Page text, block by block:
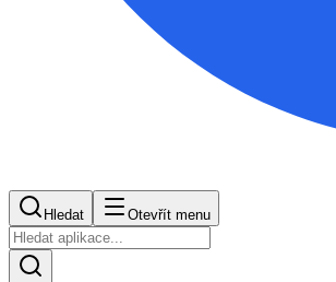
Hledat Otevřít menu